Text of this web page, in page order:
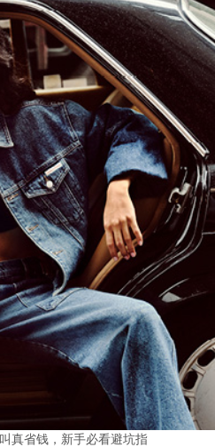
真省钱，新手必看避坑指